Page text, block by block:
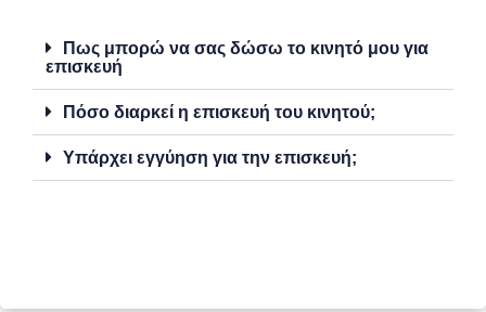
Πως μπορώ να σας δώσω το κινητό μου για
επισκευή
Πόσο διαρκεί η επισκευή του κινητού;
Υπάρχει εγγύηση για την επισκευή;